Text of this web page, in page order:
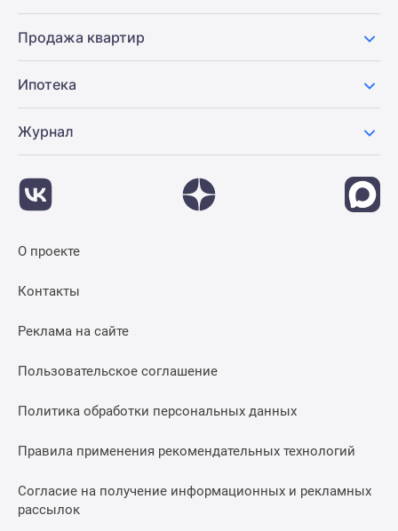
Продажа квартир
Ипотека
Журнал
О проекте
Контакты
Реклама на сайте
Пользовательское соглашение
Политика обработки персональных данных
Правила применения рекомендательных технологий
Согласие на получение информационных и рекламных
рассылок